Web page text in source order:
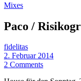
Mixes
Paco /
fidelitas
2. Februar 2014
2 Comments